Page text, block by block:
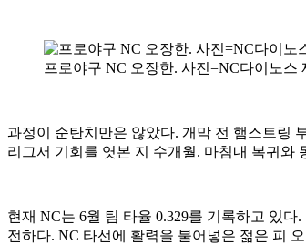
프로야구 NC 오장한. 사진=NC다이노스
과정이 순탄치만은 않았다. 개막 전 햄스트링
리그서 기회를 엿본 지 수개월. 마침내 복귀와
현재 NC는 6월 팀 타율 0.329를 기록하고 있
전하다. NC 타선에 활력을 불어넣은 젊은 피